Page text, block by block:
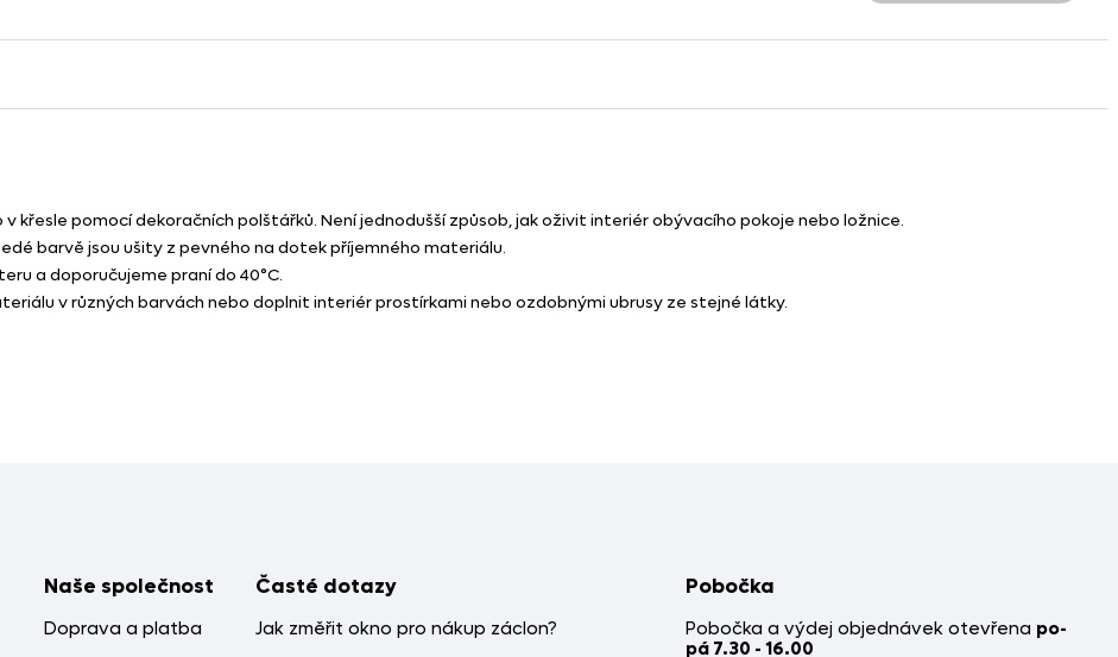
křesle pomocí dekoračních polštářků. Není jednodušší způsob, jak oživit interiér obývacího pokoje nebo ložnice.
barvě jsou ušity z pevného na dotek příjemného materiálu.
a doporučujeme praní do 40°C.
v různých barvách nebo doplnit interiér prostírkami nebo ozdobnými ubrusy ze stejné látky.
Naše společnost
Doprava a platba
Časté dotazy
Jak změřit okno pro nákup záclon?
Pobočka
Pobočka a výdej objednávek otevřena po-
pá 7.30 - 16.00